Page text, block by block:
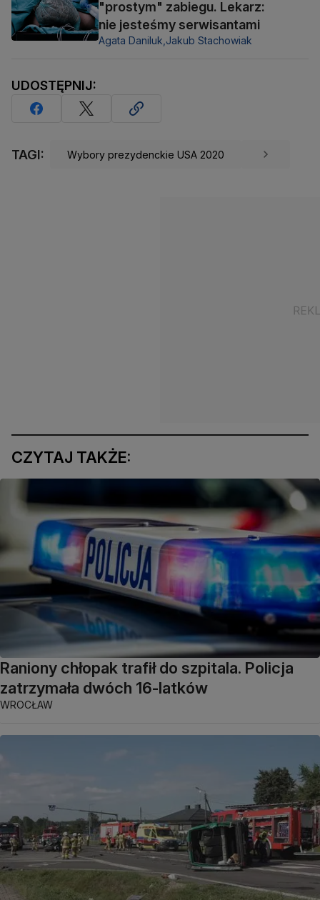
"prostym" zabiegu. Lekarz:
nie jesteśmy serwisantami
Agata Daniluk, Jakub Stachowiak
UDOSTĘPNIJ:
TAGI: Wybory prezydenckie USA 2020
CZYTAJ TAKŻE:
Raniony chłopak trafił do szpitala. Policja
zatrzymała dwóch 16-latków
WROCŁAW